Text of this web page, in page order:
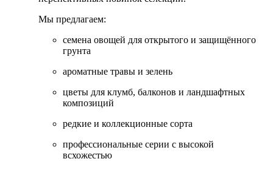
Мы предлагаем:
семена овощей для открытого и защищённого
грунта
ароматные травы и зелень
цветы для клумб, балконов и ландшафтных
композиций
редкие и коллекционные сорта
профессиональные серии с высокой
всхожестью